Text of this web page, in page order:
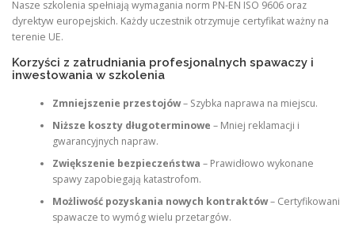
Nasze szkolenia spełniają wymagania norm PN-EN ISO 9606 oraz
dyrektyw europejskich. Każdy uczestnik otrzymuje certyfikat ważny na
terenie UE.
Korzyści z zatrudniania profesjonalnych spawaczy i
inwestowania w szkolenia
Zmniejszenie przestojów– Szybka naprawa na miejscu.
Niższe koszty długoterminowe – Mniej reklamacji i
gwarancyjnych napraw.
Zwiększenie bezpieczeństwa – Prawidłowo wykonane
spawy zapobiegają katastrofom.
Możliwość pozyskania nowych kontraktów– Certyfikowani
spawacze to wymóg wielu przetargów.